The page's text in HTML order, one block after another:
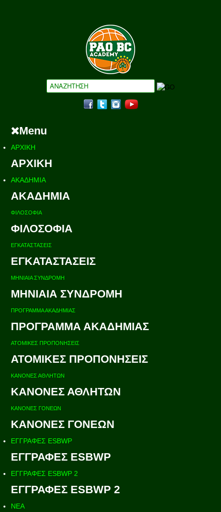
Menu
ΑΡΧΙΚΗ
ΑΡΧΙΚΗ
ΑΚΑΔΗΜΙΑ
ΑΚΑΔΗΜΙΑ
ΦΙΛΟΣΟΦΙΑ
ΦΙΛΟΣΟΦΙΑ
ΕΓΚΑΤΑΣΤΑΣΕΙΣ
ΕΓΚΑΤΑΣΤΑΣΕΙΣ
ΜΗΝΙΑΙΑ ΣΥΝΔΡΟΜΗ
ΜΗΝΙΑΙΑ ΣΥΝΔΡΟΜΗ
ΠΡΟΓΡΑΜΜΑ ΑΚΑΔΗΜΙΑΣ
ΠΡΟΓΡΑΜΜΑ ΑΚΑΔΗΜΙΑΣ
ΑΤΟΜΙΚΕΣ ΠΡΟΠΟΝΗΣΕΙΣ
ΑΤΟΜΙΚΕΣ ΠΡΟΠΟΝΗΣΕΙΣ
ΚΑΝΟΝΕΣ ΑΘΛΗΤΩΝ
ΚΑΝΟΝΕΣ ΑΘΛΗΤΩΝ
ΚΑΝΟΝΕΣ ΓΟΝΕΩΝ
ΚΑΝΟΝΕΣ ΓΟΝΕΩΝ
ΕΓΓΡΑΦΕΣ ESBWP
ΕΓΓΡΑΦΕΣ ESBWP
ΕΓΓΡΑΦΕΣ ESBWP 2
ΕΓΓΡΑΦΕΣ ESBWP 2
ΝΕΑ